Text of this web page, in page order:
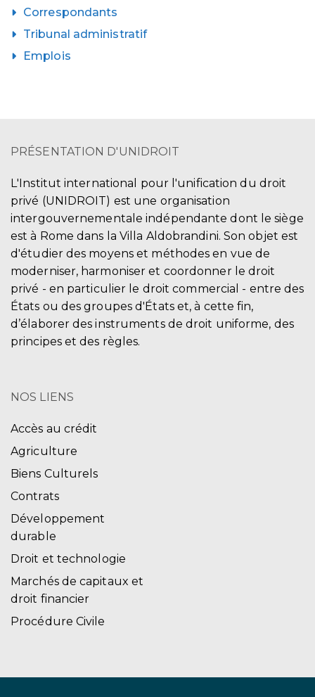
Correspondants
Tribunal administratif
Emplois
PRÉSENTATION D'UNIDROIT
L'Institut international pour l'unification du droit
privé (UNIDROIT) est une organisation
intergouvernementale indépendante dont le siège
est à Rome dans la Villa Aldobrandini. Son objet est
d'étudier des moyens et méthodes en vue de
moderniser, harmoniser et coordonner le droit
privé - en particulier le droit commercial - entre des
États ou des groupes d'États et, à cette fin,
d’élaborer des instruments de droit uniforme, des
principes et des règles.
NOS LIENS
Accès au crédit
Agriculture
Biens Culturels
Contrats
Développement
durable
Droit et technologie
Marchés de capitaux et
droit financier
Procédure Civile